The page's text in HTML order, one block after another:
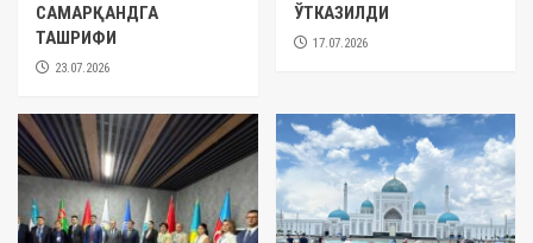
САМАРҚАНДГА
ТАШРИФИ
23.07.2026
ЎТКАЗИЛДИ
17.07.2026